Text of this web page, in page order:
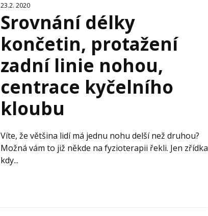
23.2. 2020
Srovnání délky
končetin, protažení
zadní linie nohou,
centrace kyčelního
kloubu
Víte, že většina lidí má jednu nohu delší než druhou?
Možná vám to již někde na fyzioterapii řekli. Jen zřídka
kdy...